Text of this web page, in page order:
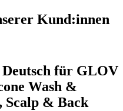
Kund:innen
für GLOV
Wash &
Scalp & Back